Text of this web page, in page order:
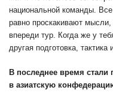
национальной команды.
равно проскакивают мысли,
впереди тур. Когда же у
другая подготовка, тактика
В последнее время стали
в азиатскую